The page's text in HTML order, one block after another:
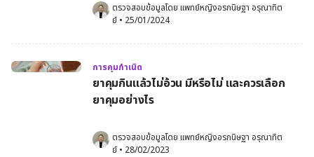
ตรวจสอบข้อมูลโดย แพทย์หญิงอรกนิษฐา อรุณาทิต
ย์ • 25/01/2024
การคุมกำเนิด
ยาคุมกินแล้วไม่อ้วน มีหรือไม่ และควรเลือก
ยาคุมอย่างไร
ตรวจสอบข้อมูลโดย แพทย์หญิงอรกนิษฐา อรุณาทิต
ย์ • 28/02/2023